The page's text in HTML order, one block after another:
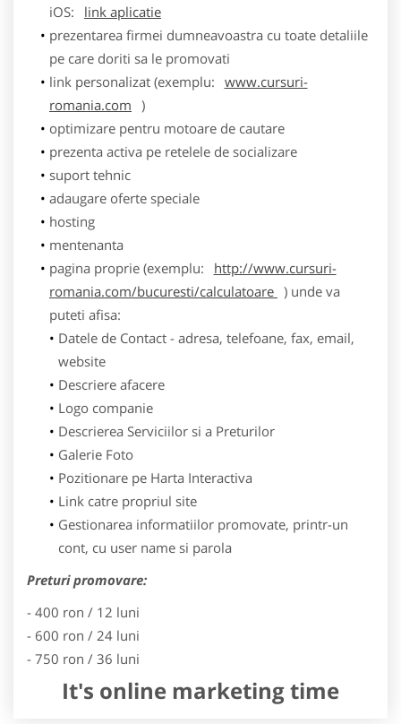
iOS:
link aplicatie
prezentarea firmei dumneavoastra cu toate detaliile
pe care doriti sa le promovati
link personalizat (exemplu: www.cursuri-
romania.com )
optimizare pentru motoare de cautare
prezenta activa pe retelele de socializare
suport tehnic
adaugare oferte speciale
hosting
mentenanta
pagina proprie (exemplu:
http://www.cursuri-
romania.com/bucuresti/calculatoare ) unde va
puteti afisa:
Datele de Contact - adresa, telefoane, fax, email,
website
Descriere afacere
Logo companie
Descrierea Serviciilor si a Preturilor
Galerie Foto
Pozitionare pe Harta Interactiva
Link catre propriul site
Gestionarea informatiilor promovate, printr-un
cont, cu user name si parola
Preturi promovare:
- 400 ron / 12 luni
- 600 ron / 24 luni
- 750 ron / 36 luni
It's online marketing time